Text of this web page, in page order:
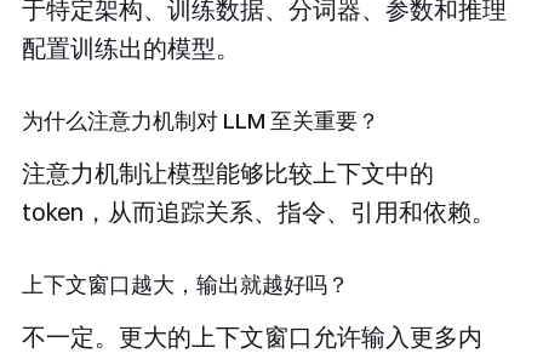
于特定架构、训练数据、分词器、参数和推理
配置训练出的模型。
为什么注意力机制对 LLM 至关重要？
注意力机制让模型能够比较上下文中的
token，从而追踪关系、指令、引用和依赖。
上下文窗口越大，输出就越好吗？
不一定。更大的上下文窗口允许输入更多内